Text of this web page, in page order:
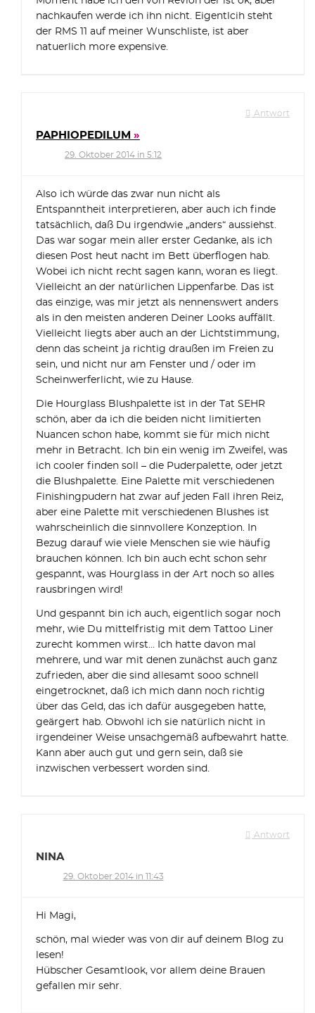
nachkaufen werde ich ihn nicht. Eigentlcih steht
der RMS 11 auf meiner Wunschliste, ist aber
natuerlich more expensive.
Antwort
PAPHIOPEDILUM
29. Oktober 2014 in 5:12
Also ich würde das zwar nun nicht als
Entspanntheit interpretieren, aber auch ich finde
tatsächlich, daß Du irgendwie „anders“ aussiehst.
Das war sogar mein aller erster Gedanke, als ich
diesen Post heut nacht im Bett überflogen hab.
Wobei ich nicht recht sagen kann, woran es liegt.
Vielleicht an der natürlichen Lippenfarbe. Das ist
das einzige, was mir jetzt als nennenswert anders
als in den meisten anderen Deiner Looks auffällt.
Vielleicht liegts aber auch an der Lichtstimmung,
denn das scheint ja richtig draußen im Freien zu
sein, und nicht nur am Fenster und / oder im
Scheinwerferlicht, wie zu Hause.
Die Hourglass Blushpalette ist in der Tat SEHR
schön, aber da ich die beiden nicht limitierten
Nuancen schon habe, kommt sie für mich nicht
mehr in Betracht. Ich bin ein wenig im Zweifel, was
ich cooler finden soll – die Puderpalette, oder jetzt
die Blushpalette. Eine Palette mit verschiedenen
Finishingpudern hat zwar auf jeden Fall ihren Reiz,
aber eine Palette mit verschiedenen Blushes ist
wahrscheinlich die sinnvollere Konzeption. In
Bezug darauf wie viele Menschen sie wie häufig
brauchen können. Ich bin auch echt schon sehr
gespannt, was Hourglass in der Art noch so alles
rausbringen wird!
Und gespannt bin ich auch, eigentlich sogar noch
mehr, wie Du mittelfristig mit dem Tattoo Liner
zurecht kommen wirst… Ich hatte davon mal
mehrere, und war mit denen zunächst auch ganz
zufrieden, aber die sind allesamt sooo schnell
eingetrocknet, daß ich mich dann noch richtig
über das Geld, das ich dafür ausgegeben hatte,
geärgert hab. Obwohl ich sie natürlich nicht in
irgendeiner Weise unsachgemäß aufbewahrt hatte.
Kann aber auch gut und gern sein, daß sie
inzwischen verbessert worden sind.
Antwort
NINA
29. Oktober 2014 in 11:43
Hi Magi,
schön, mal wieder was von dir auf deinem Blog zu
lesen!
Hübscher Gesamtlook, vor allem deine Brauen
gefallen mir sehr.